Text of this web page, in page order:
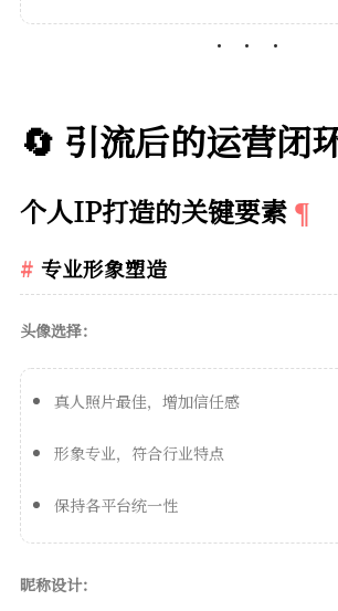
🔄 引流后的运营闭
个人IP打造的关键要素
专业形象塑造
头像选择：
真人照片最佳，增加信任感
形象专业，符合行业特点
保持各平台统一性
昵称设计：